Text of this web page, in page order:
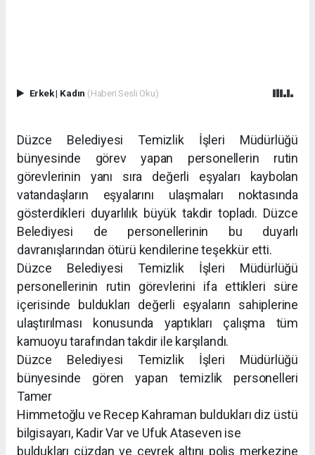
Erkek| Kadın (Haberi Sesli Oku)
Düzce Belediyesi Temizlik İşleri Müdürlüğü
bünyesinde görev yapan personellerin rutin
görevlerinin yanı sıra değerli eşyaları kaybolan
vatandaşların eşyalarını ulaşmaları noktasında
gösterdikleri duyarlılık büyük takdir topladı. Düzce
Belediyesi de personellerinin bu duyarlı
davranışlarından ötürü kendilerine teşekkür etti.
Düzce Belediyesi Temizlik İşleri Müdürlüğü
personellerinin rutin görevlerini ifa ettikleri süre
içerisinde buldukları değerli eşyaların sahiplerine
ulaştırılması konusunda yaptıkları çalışma tüm
kamuoyu tarafından takdir ile karşılandı.
Düzce Belediyesi Temizlik İşleri Müdürlüğü
bünyesinde gören yapan temizlik personelleri
Tamer
Himmetoğlu ve Recep Kahraman buldukları diz üstü
bilgisayarı, Kadir Var ve Ufuk Ataseven ise
buldukları cüzdan ve çeyrek altını polis merkezine